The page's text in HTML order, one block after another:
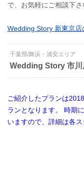
で、お気軽にご相談下さ
Wedding Story 新東京
千葉県/舞浜・浦安エリア
Wedding Story 市川
ご紹介したプランは
ランとなります。 時期
いますので、詳細は各